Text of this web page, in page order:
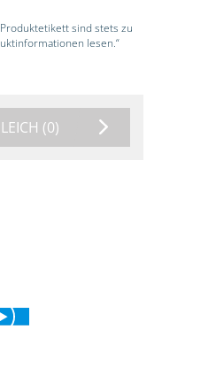
sind stets zu
lesen.“
(0)